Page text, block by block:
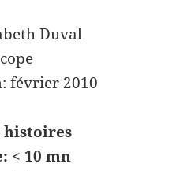
Duval
: février 2010
histoires
< 10 mn